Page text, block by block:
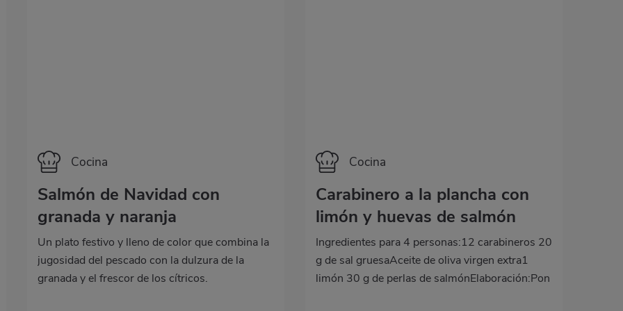
Categoría
Cocina
Salmón de Navidad con
granada y naranja
Un plato festivo y lleno de color que combina la
jugosidad del pescado con la dulzura de la
granada y el frescor de los cítricos.
Categoría
Cocina
Carabinero a la plancha con
limón y huevas de salmón
Ingredientes para 4 personas:12 carabineros 20
g de sal gruesaAceite de oliva virgen extra1
limón 30 g de perlas de salmónElaboración:Pon